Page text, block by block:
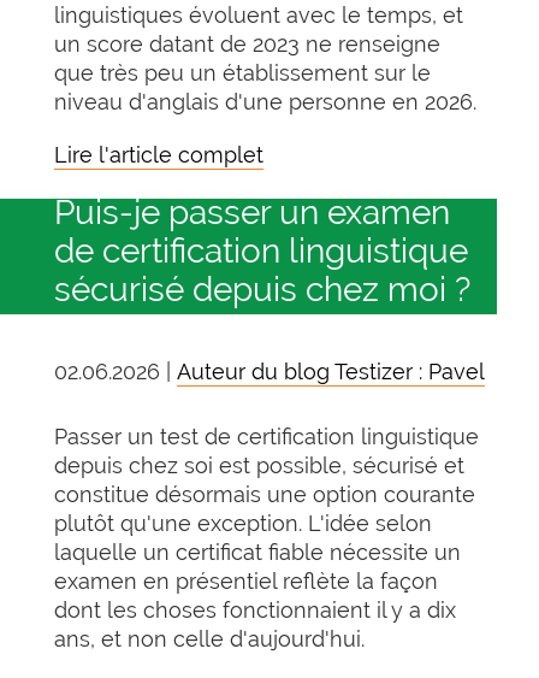
linguistiques évoluent avec le temps, et
un score datant de 2023 ne renseigne
que très peu un établissement sur le
niveau d'anglais d'une personne en 2026.
Lire l'article complet
Puis-je passer un examen
de certification linguistique
sécurisé depuis chez moi ?
02.06.2026 | Auteur du blog Testizer : Pavel
Passer un test de certification linguistique
depuis chez soi est possible, sécurisé et
constitue désormais une option courante
plutôt qu'une exception. L'idée selon
laquelle un certificat fiable nécessite un
examen en présentiel reflète la façon
dont les choses fonctionnaient il y a dix
ans, et non celle d'aujourd'hui.